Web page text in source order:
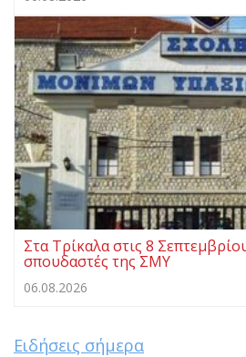
Στα Τρίκαλα στις 8
σπουδαστές της ΣΜΥ
06.08.2026
Ειδήσεις σήμερα